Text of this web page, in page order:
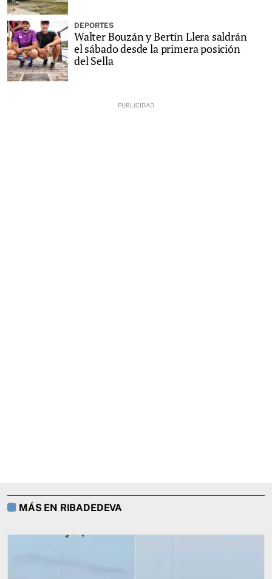
DEPORTES
Walter Bouzán y Bertín Llera saldrán
el sábado desde la primera posición
del Sella
MÁS EN RIBADEDEVA